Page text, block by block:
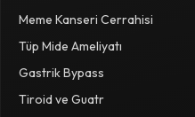
Meme Kanseri Cerrahisi
Tüp Mide Ameliyatı
Gastrik Bypass
Tiroid ve Guatr